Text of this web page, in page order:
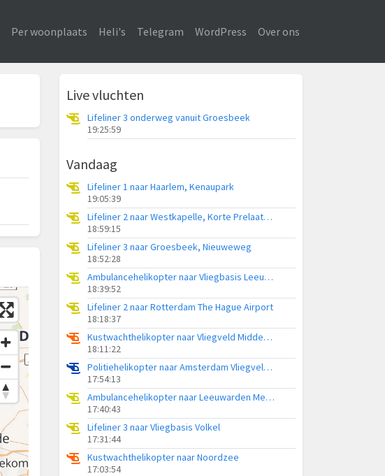
Per woonplaats Heli's Telegram WordPress Over ons
Live vluchten
Lifeliner 3 onderweg vanuit Groesbeek
19:25:59
Vandaag
Lifeliner 1 naar Haarlem, Kenaupark
19:05:39
Lifeliner 2 naar Westkapelle, Korte Prelaatweg
18:59:15
Lifeliner 3 naar Groesbeek, Nieuweweg
18:52:28
Ambulancehelikopter naar Vliegbasis Leeuwarden
18:39:52
Lifeliner 2 naar Rotterdam The Hague Airport
18:18:37
Kustwachthelikopter naar Vliegveld Midden-Zeeland
18:11:22
Politiehelikopter naar Amsterdam Vliegveld Schiphol
17:54:13
Ambulancehelikopter naar Leeuwarden Medical Center Heliport
17:40:43
Lifeliner 3 naar Vliegbasis Volkel
17:31:44
Kustwachthelikopter naar Noordzee
17:03:54